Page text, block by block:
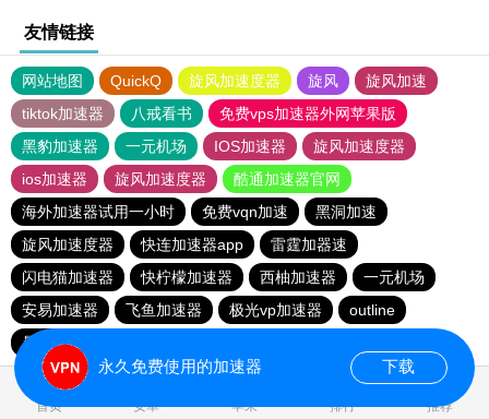
友情链接
网站地图 QuickQ 旋风加速度器 旋风
旋风加速
tiktok加速器
八戒看书
免费vps加速器外网苹果版
黑豹加速器
一元机场 IOS加速器
旋风加速度器
ios加速器
旋风加速度器
酷通加速器官网
海外加速器试用一小时
免费vqn加速
黑洞加速
旋风加速度器
快连加速器app
雷霆加器速
闪电猫加速器
快柠檬加速器 西柚加速器
一元机场
安易加速器
飞鱼加速器 极光vp加速器
outline
暴雪vp永久免费加速器下载官网
首页 安卓 苹果 排行 推荐
永久免费使用的加速器 下载
0.033934s